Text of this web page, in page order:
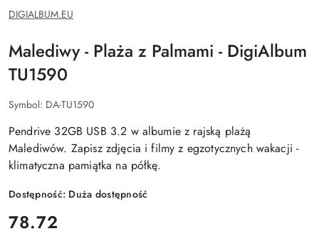
DIGIALBUM.EU
Malediwy - Plaża z Palmami - DigiAlbum
TU1590
Symbol: DA-TU1590
Pendrive 32GB USB 3.2 w albumie z rajską plażą
Malediwów. Zapisz zdjęcia i filmy z egzotycznych wakacji -
klimatyczna pamiątka na półkę.
Dostępność: Duża dostępność
cena:
78.72